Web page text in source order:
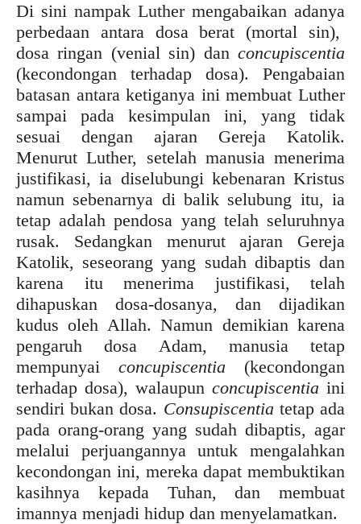
Di sini nampak Luther mengabaikan adanya
perbedaan antara dosa berat (mortal sin),
dosa ringan (venial sin) dan concupiscentia
(kecondongan terhadap dosa). Pengabaian
batasan antara ketiganya ini membuat Luther
sampai pada kesimpulan ini, yang tidak
sesuai dengan ajaran Gereja Katolik.
Menurut Luther, setelah manusia menerima
justifikasi, ia diselubungi kebenaran Kristus
namun sebenarnya di balik selubung itu, ia
tetap adalah pendosa yang telah seluruhnya
rusak. Sedangkan menurut ajaran Gereja
Katolik, seseorang yang sudah dibaptis dan
karena itu menerima justifikasi, telah
dihapuskan dosa-dosanya, dan dijadikan
kudus oleh Allah. Namun demikian karena
pengaruh dosa Adam, manusia tetap
mempunyai concupiscentia (kecondongan
terhadap dosa), walaupun concupiscentia ini
sendiri bukan dosa. Consupiscentia tetap ada
pada orang-orang yang sudah dibaptis, agar
melalui perjuangannya untuk mengalahkan
kecondongan ini, mereka dapat membuktikan
kasihnya kepada Tuhan, dan membuat
imannya menjadi hidup dan menyelamatkan.